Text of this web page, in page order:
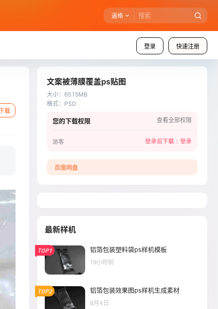
逼格
登录 快速注册
载
文案被薄膜覆盖ps贴图
大小： 65.15MB
格式： PSD
您的下载权限 查看全部权限
游客 登录后下载： 登录
百度网盘
最新样机
TOP1 铝箔包装塑料袋ps样机模板
19小时前
TOP2 铝箔包装效果图ps样机生成素材
8月4日